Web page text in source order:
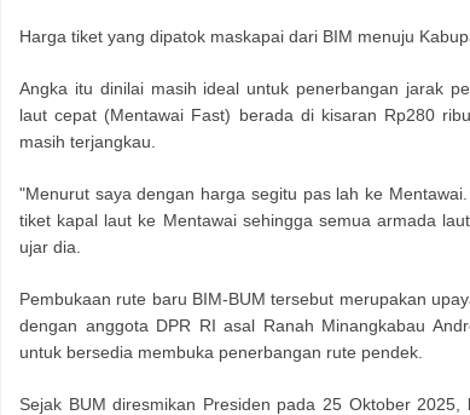
Harga tiket yang dipatok maskapai dari BIM menuju
Angka itu dinilai masih ideal untuk penerbangan jarak
laut cepat (Mentawai Fast) berada di kisaran Rp280
masih terjangkau.
"Menurut saya dengan harga segitu pas lah ke
tiket kapal laut ke Mentawai sehingga semua armada
ujar dia.
Pembukaan rute baru BIM-BUM tersebut merupakan
dengan anggota DPR RI asal Ranah Minangkabau
untuk bersedia membuka penerbangan rute pendek.
Sejak BUM diresmikan Presiden pada 25 Oktober